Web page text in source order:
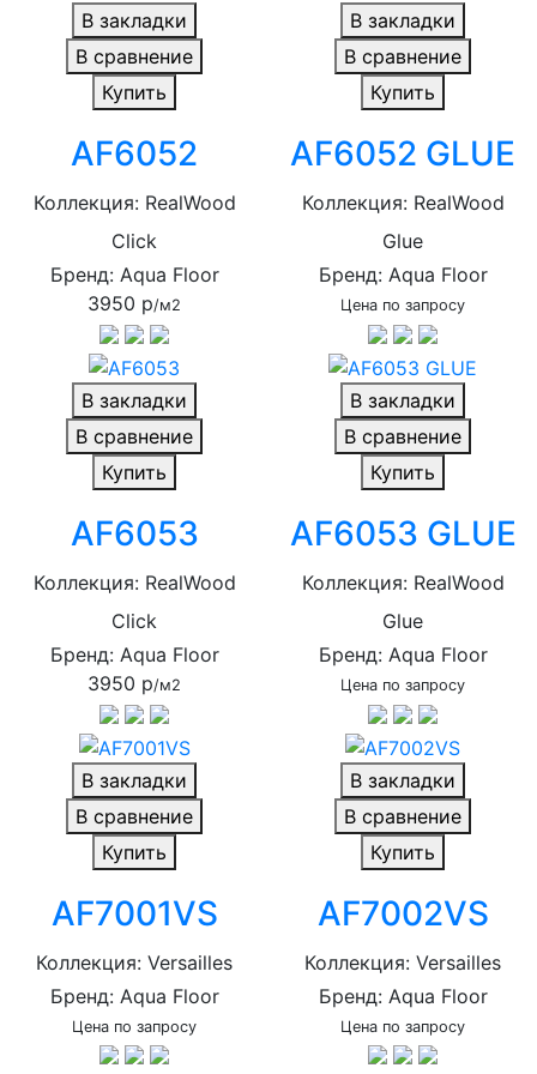
В закладки
В сравнение
Купить
AF6052
Коллекция: RealWood
Click
Бренд: Aqua Floor
3950 р/м2
В закладки
В сравнение
Купить
AF6052 GLUE
Коллекция: RealWood
Glue
Бренд: Aqua Floor
Цена по запросу
В закладки
В сравнение
Купить
AF6053
Коллекция: RealWood
Click
Бренд: Aqua Floor
3950 р/м2
В закладки
В сравнение
Купить
AF6053 GLUE
Коллекция: RealWood
Glue
Бренд: Aqua Floor
Цена по запросу
В закладки
В сравнение
Купить
AF7001VS
Коллекция: Versailles
Бренд: Aqua Floor
Цена по запросу
В закладки
В сравнение
Купить
AF7002VS
Коллекция: Versailles
Бренд: Aqua Floor
Цена по запросу